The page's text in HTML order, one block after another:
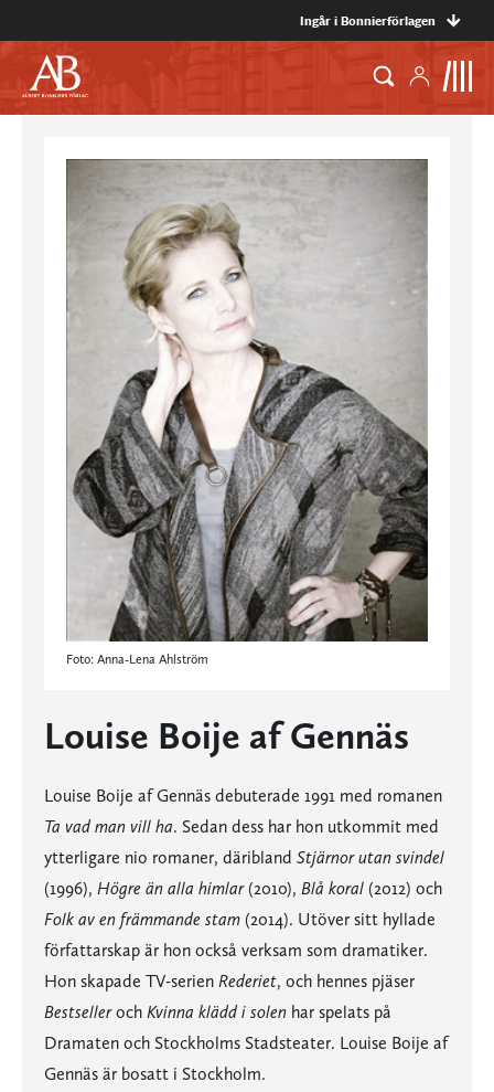
Ingår i Bonnierförlagen
Foto: Anna-Lena Ahlström
Louise Boije af Gennäs
Louise Boije af Gennäs debuterade 1991 med romanen
Ta vad man vill ha. Sedan dess har hon utkommit med
ytterligare nio romaner, däribland Stjärnor utan svindel
(1996), Högre än alla himlar(2010), Blå koral (2012) och
Folk av en främmande stam (2014). Utöver sitt hyllade
författarskap är hon också verksam som dramatiker.
Hon skapade TV-serien Rederiet, och hennes pjäser
Bestselleroch Kvinna klädd i solen har spelats på
Dramaten och Stockholms Stadsteater. Louise Boije af
Gennäs är bosatt i Stockholm.